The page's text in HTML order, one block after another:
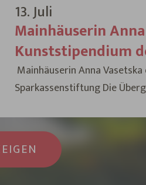
Mainhäuserin
Kunststipendium
13. Juli
Mainhäuserin Anna
Sparkassenstiftung Die
Sparkasse in Seligenstadt